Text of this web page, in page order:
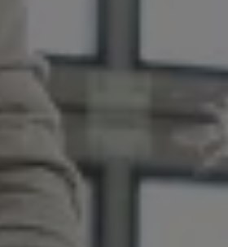
Elektromobilität
Volkswagen Kundenbetreuung